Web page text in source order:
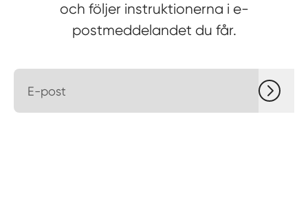
och följer instruktionerna i e-
postmeddelandet du får.